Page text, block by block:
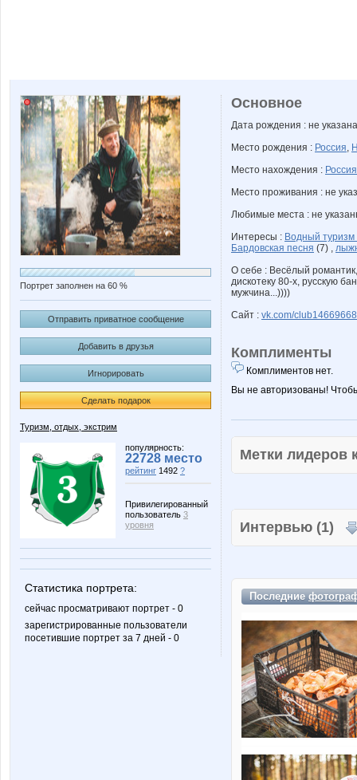
Портрет заполнен на 60 %
Отправить приватное сообщение
Добавить в друзья
Игнорировать
Сделать подарок
Туризм, отдых, экстрим
популярность:
22728 место
рейтинг 1492 ?
Привилегированный
пользователь 3
уровня
Статистика портрета:
сейчас просматривают портрет - 0
зарегистрированные пользователи
посетившие портрет за 7 дней - 0
Основное
Дата рождения : не указана
Место рождения : Россия,
Место нахождения : Россия
Место проживания : не
Любимые места : не
Интересы : Водный туризм
Бардовская песня (7) ,
О себе : Весёлый
дискотеку 80-х, русскую
мужчина...))))
Сайт : vk.com/
Комплименты
Комплиментов нет.
Вы не авторизованы!
Метки
Интервью (1)
Последние